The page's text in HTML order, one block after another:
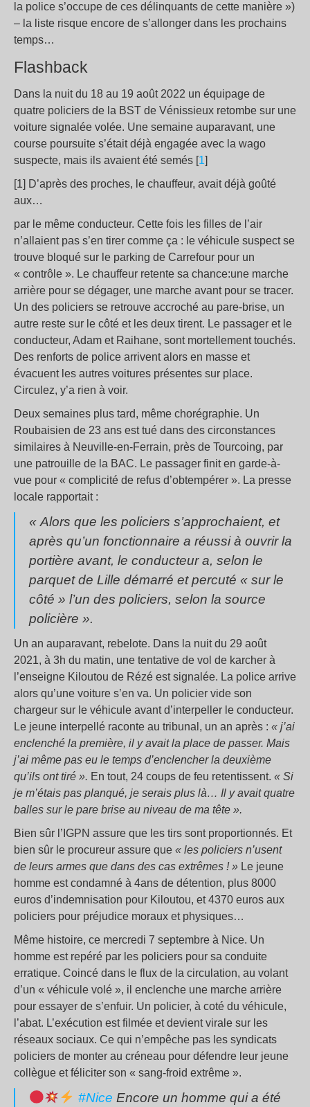
la police s’occupe de ces délinquants de cette manière »)
– la liste risque encore de s’allonger dans les prochains
temps…
Flashback
Dans la nuit du 18 au 19 août 2022 un équipage de
quatre policiers de la BST de Vénissieux retombe sur une
voiture signalée volée. Une semaine auparavant, une
course poursuite s’était déjà engagée avec la wago
suspecte, mais ils avaient été semés [1]
[1] D’après des proches, le chauffeur, avait déjà goûté
aux…
par le même conducteur. Cette fois les filles de l’air
n’allaient pas s’en tirer comme ça : le véhicule suspect se
trouve bloqué sur le parking de Carrefour pour un
« contrôle ». Le chauffeur retente sa chance:une marche
arrière pour se dégager, une marche avant pour se tracer.
Un des policiers se retrouve accroché au pare-brise, un
autre reste sur le côté et les deux tirent. Le passager et le
conducteur, Adam et Raihane, sont mortellement touchés.
Des renforts de police arrivent alors en masse et
évacuent les autres voitures présentes sur place.
Circulez, y’a rien à voir.
Deux semaines plus tard, même chorégraphie. Un
Roubaisien de 23 ans est tué dans des circonstances
similaires à Neuville-en-Ferrain, près de Tourcoing, par
une patrouille de la BAC. Le passager finit en garde-à-
vue pour « complicité de refus d’obtempérer ». La presse
locale rapportait :
« Alors que les policiers s’approchaient, et
après qu’un fonctionnaire a réussi à ouvrir la
portière avant, le conducteur a, selon le
parquet de Lille démarré et percuté « sur le
côté » l’un des policiers, selon la source
policière ».
Un an auparavant, rebelote. Dans la nuit du 29 août
2021, à 3h du matin, une tentative de vol de karcher à
l’enseigne Kiloutou de Rézé est signalée. La police arrive
alors qu’une voiture s’en va. Un policier vide son
chargeur sur le véhicule avant d’interpeller le conducteur.
Le jeune interpellé raconte au tribunal, un an après : « j’ai
enclenché la première, il y avait la place de passer. Mais
j’ai même pas eu le temps d’enclencher la deuxième
qu’ils ont tiré ». En tout, 24 coups de feu retentissent. « Si
je m’étais pas planqué, je serais plus là… Il y avait quatre
balles sur le pare brise au niveau de ma tête ».
Bien sûr l’IGPN assure que les tirs sont proportionnés. Et
bien sûr le procureur assure que « les policiers n’usent
de leurs armes que dans des cas extrêmes ! » Le jeune
homme est condamné à 4ans de détention, plus 8000
euros d’indemnisation pour Kiloutou, et 4370 euros aux
policiers pour préjudice moraux et physiques…
Même histoire, ce mercredi 7 septembre à Nice. Un
homme est repéré par les policiers pour sa conduite
erratique. Coincé dans le flux de la circulation, au volant
d’un « véhicule volé », il enclenche une marche arrière
pour essayer de s’enfuir. Un policier, à coté du véhicule,
l’abat. L’exécution est filmée et devient virale sur les
réseaux sociaux. Ce qui n’empêche pas les syndicats
policiers de monter au créneau pour défendre leur jeune
collègue et féliciter son « sang-froid extrême ».
#Nice Encore un homme qui a été